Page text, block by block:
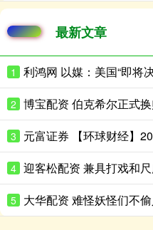
最新文章
1 利鸿网 以媒：美国“即将
2
3
4
5